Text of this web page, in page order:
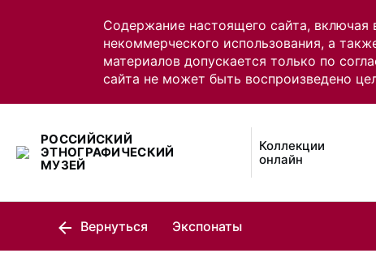
Содержание настоящего сайта,
некоммерческого использования, а
материалов допускается только по
сайта не может быть воспроизведено
РОССИЙСКИЙ
ЭТНОГРАФИЧЕСКИЙ
МУЗЕЙ
Коллекции
онлайн
Вернуться Экспонаты